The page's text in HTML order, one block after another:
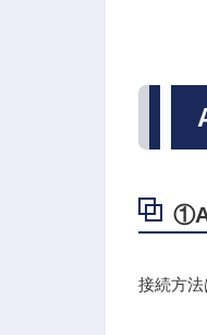
接続方法